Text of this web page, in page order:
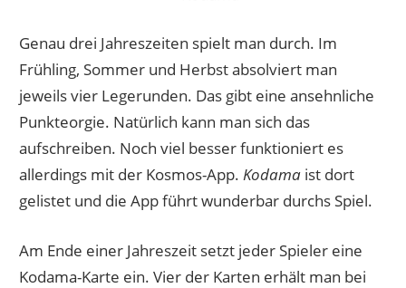
Genau drei Jahreszeiten spielt man durch. Im
Frühling, Sommer und Herbst absolviert man
jeweils vier Legerunden. Das gibt eine ansehnliche
Punkteorgie. Natürlich kann man sich das
aufschreiben. Noch viel besser funktioniert es
allerdings mit der Kosmos-App.Kodama ist dort
gelistet und die App führt wunderbar durchs Spiel.
Am Ende einer Jahreszeit setzt jeder Spieler eine
Kodama-Karte ein. Vier der Karten erhält man bei